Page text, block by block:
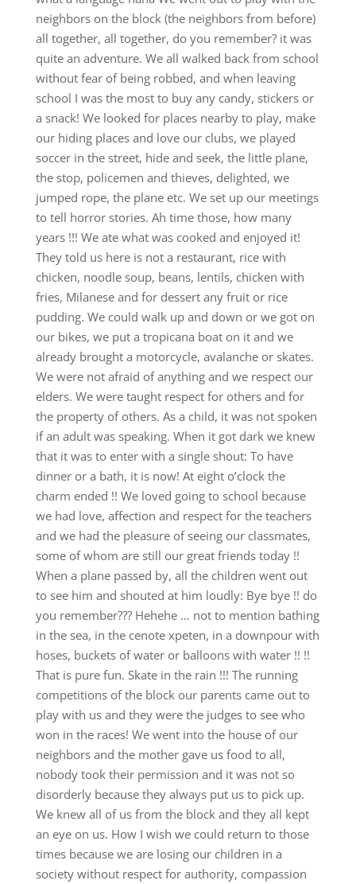
neighbors on the block (the neighbors from before)
all together, all together, do you remember? it was
quite an adventure. We all walked back from school
without fear of being robbed, and when leaving
school I was the most to buy any candy, stickers or
a snack! We looked for places nearby to play, make
our hiding places and love our clubs, we played
soccer in the street, hide and seek, the little plane,
the stop, policemen and thieves, delighted, we
jumped rope, the plane etc. We set up our meetings
to tell horror stories. Ah time those, how many
years !!! We ate what was cooked and enjoyed it!
They told us here is not a restaurant, rice with
chicken, noodle soup, beans, lentils, chicken with
fries, Milanese and for dessert any fruit or rice
pudding. We could walk up and down or we got on
our bikes, we put a tropicana boat on it and we
already brought a motorcycle, avalanche or skates.
We were not afraid of anything and we respect our
elders. We were taught respect for others and for
the property of others. As a child, it was not spoken
if an adult was speaking. When it got dark we knew
that it was to enter with a single shout: To have
dinner or a bath, it is now! At eight o’clock the
charm ended !! We loved going to school because
we had love, affection and respect for the teachers
and we had the pleasure of seeing our classmates,
some of whom are still our great friends today !!
When a plane passed by, all the children went out
to see him and shouted at him loudly: Bye bye !! do
you remember??? Hehehe … not to mention bathing
in the sea, in the cenote xpeten, in a downpour with
hoses, buckets of water or balloons with water !! !!
That is pure fun. Skate in the rain !!! The running
competitions of the block our parents came out to
play with us and they were the judges to see who
won in the races! We went into the house of our
neighbors and the mother gave us food to all,
nobody took their permission and it was not so
disorderly because they always put us to pick up.
We knew all of us from the block and they all kept
an eye on us. How I wish we could return to those
times because we are losing our children in a
society without respect for authority, compassion